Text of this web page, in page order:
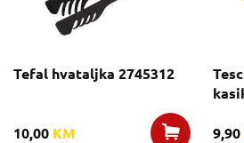
Tefal hvataljka 2745312
10,00 KM 9,90